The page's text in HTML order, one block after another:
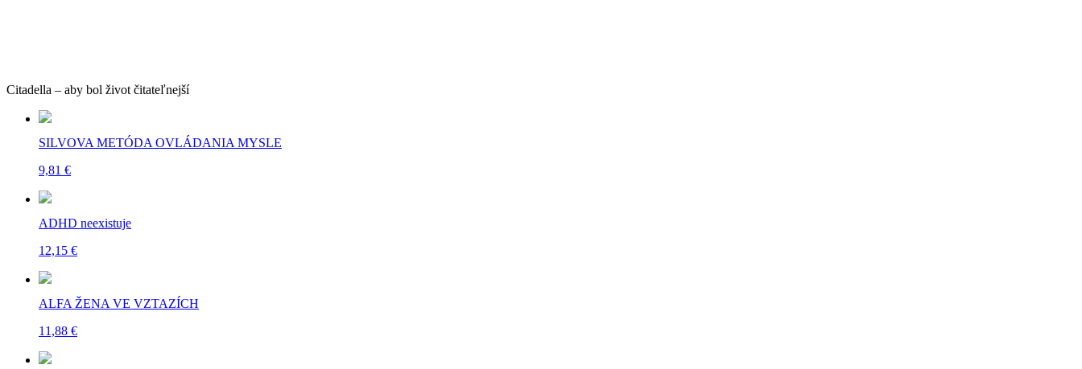
Citadella – aby bol život čitateľnejší
SILVOVA METÓDA OVLÁDANIA MYSLE
9,81 €
ADHD neexistuje
12,15 €
ALFA ŽENA VE VZTAZÍCH
11,88 €